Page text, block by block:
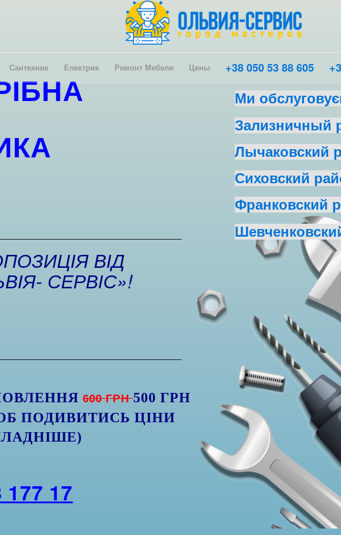
Сантехник Електрик Ремонт Мебели Цены +38 050 53 88 605
ВІД
СЕРВІС»!
600 ГРН500 ГРН
ПОДИВИТИСЬ ЦІНИ
Ми
Зализничный
Лычаковский
Сиховский
Франковский
177 17